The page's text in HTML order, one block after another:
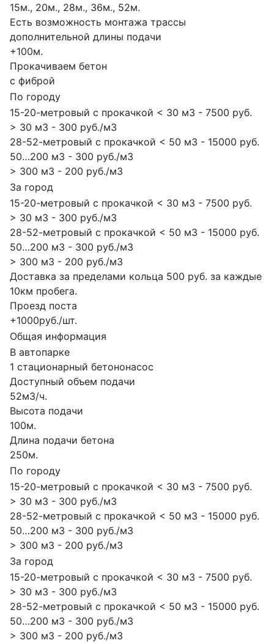
15м., 20м., 28м., 36м., 52м.
Есть возможность монтажа трассы
дополнительной длины подачи
+100м.
Прокачиваем бетон
с фиброй
По городу
15-20-метровый с прокачкой < 30 м3 - 7500 руб.
> 30 м3 - 300 руб./м3
28-52-метровый с прокачкой < 50 м3 - 15000 руб.
50…200 м3 - 300 руб./м3
> 300 м3 - 200 руб./м3
За город
15-20-метровый с прокачкой < 30 м3 - 7500 руб.
> 30 м3 - 300 руб./м3
28-52-метровый с прокачкой < 50 м3 - 15000 руб.
50…200 м3 - 300 руб./м3
> 300 м3 - 200 руб./м3
Доставка за пределами кольца 500 руб. за каждые
10км пробега.
Проезд поста
+1000руб./шт.
Общая информация
В автопарке
1 стационарный бетононасос
Доступный объем подачи
52м3/ч.
Высота подачи
100м.
Длина подачи бетона
250м.
По городу
15-20-метровый с прокачкой < 30 м3 - 7500 руб.
> 30 м3 - 300 руб./м3
28-52-метровый с прокачкой < 50 м3 - 15000 руб.
50…200 м3 - 300 руб./м3
> 300 м3 - 200 руб./м3
За город
15-20-метровый с прокачкой < 30 м3 - 7500 руб.
> 30 м3 - 300 руб./м3
28-52-метровый с прокачкой < 50 м3 - 15000 руб.
50…200 м3 - 300 руб./м3
> 300 м3 - 200 руб./м3